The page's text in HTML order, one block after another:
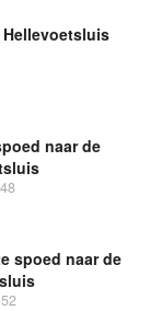
naar de
spoed naar de